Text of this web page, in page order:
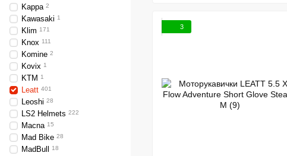
3
Kappa 2
Kawasaki 1
Klim 171
Knox 111
Komine 2
Kovix 1
KTM 1
Leatt 401
Leoshi 28
LS2 Helmets 222
Macna 15
Mad Bike 28
MadBull 18